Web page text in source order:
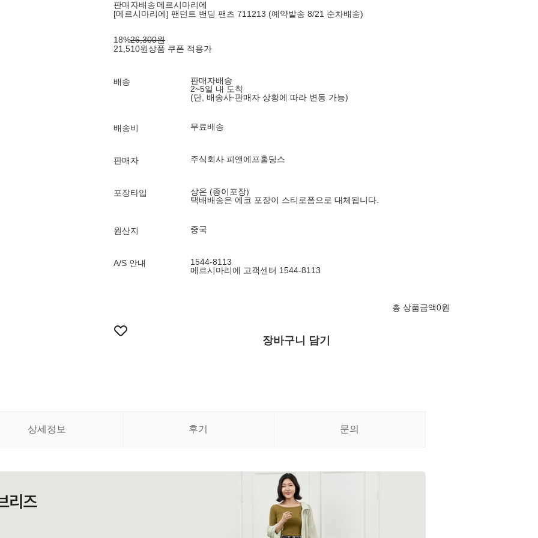
판매자배송메르시마리에
[메르시마리에] 팬던트 밴딩 팬츠 711213 (예약발송 8/21 순차배송)
18%26,300원
21,510원상품 쿠폰 적용가
배송
판매자배송
2~5일 내 도착
(단, 배송사·판매자 상황에 따라 변동 가능)
배송비 무료배송
판매자 주식회사 피앤에프홀딩스
포장타입
상온 (종이포장)
택배배송은 에코 포장이 스티로폼으로 대체됩니다.
원산지 중국
A/S 안내
1544-8113
메르시마리에 고객센터 1544-8113
총 상품금액0원
장바구니 담기
상세정보 후기 문의